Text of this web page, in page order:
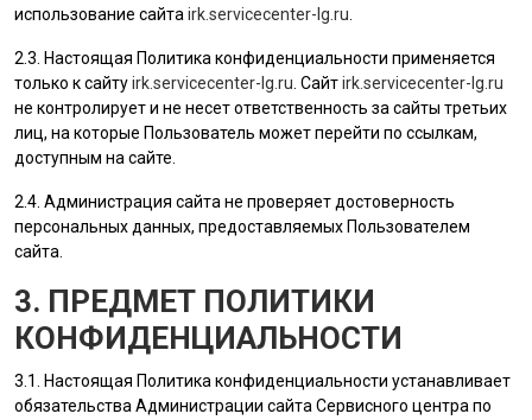
использование сайта irk.servicecenter-lg.ru
2.3. Настоящая Политика конфиденциальности применяется
только к сайтуirk.servicecenter-lg.ru . Сайтirk.servicecenter-lg.ru
не контролирует и не несет ответственность за сайты третьих
лиц, на которые Пользователь может перейти по ссылкам,
доступным на сайте.
2.4. Администрация сайта не проверяет достоверность
персональных данных, предоставляемых Пользователем
сайта.
3. ПРЕДМЕТ ПОЛИТИКИ
КОНФИДЕНЦИАЛЬНОСТИ
3.1. Настоящая Политика конфиденциальности устанавливает
обязательства Администрации сайта Сервисного центра по